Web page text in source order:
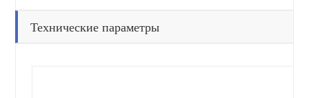
Технические параметры